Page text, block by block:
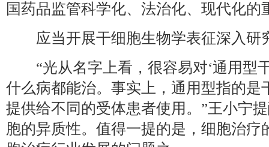
国药品监管科学化、法治化、现代化的
应当开展干细胞生物学表征深入研
“光从名字上看，很容易对‘通用型
什么病都能治。事实上，通用型指的是
提供给不同的受体患者使用。”王小宁
胞的异质性。值得一提的是，细胞治疗